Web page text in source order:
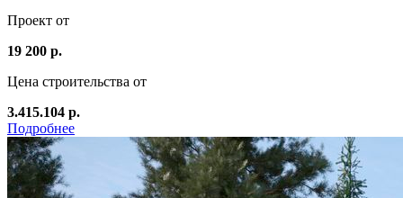
Проект от
19 200 р.
Цена строительства от
3.415.104 р.
Подробнее